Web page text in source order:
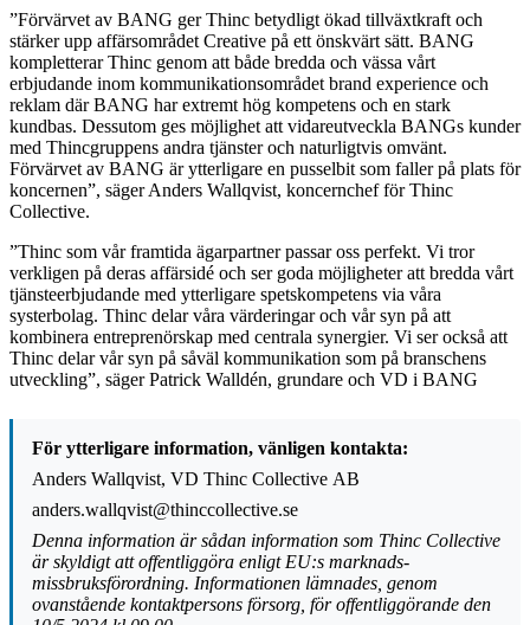
”Förvärvet av BANG ger Thinc betydligt ökad tillväxtkraft och
stärker upp affärsområdet Creative på ett önskvärt sätt. BANG
kompletterar Thinc genom att både bredda och vässa vårt
erbjudande inom kommunikationsområdet brand experience och
reklam där BANG har extremt hög kompetens och en stark
kundbas. Dessutom ges möjlighet att vidareutveckla BANGs kunder
med Thincgruppens andra tjänster och naturligtvis omvänt.
Förvärvet av BANG är ytterligare en pusselbit som faller på plats för
koncernen”, säger Anders Wallqvist, koncernchef för Thinc
Collective.
”Thinc som vår framtida ägarpartner passar oss perfekt. Vi tror
verkligen på deras affärsidé och ser goda möjligheter att bredda vårt
tjänsteerbjudande med ytterligare spetskompetens via våra
systerbolag. Thinc delar våra värderingar och vår syn på att
kombinera entreprenörskap med centrala synergier. Vi ser också att
Thinc delar vår syn på såväl kommunikation som på branschens
utveckling”, säger Patrick Walldén, grundare och VD i BANG
För ytterligare information, vänligen kontakta:
Anders Wallqvist, VD Thinc Collective AB
anders.wallqvist@thinccollective.se
Denna information är sådan information som Thinc Collective
är skyldigt att offentliggöra enligt EU:s marknads-
missbruksförordning. Informationen lämnades, genom
ovanstående kontaktpersons försorg, för offentliggörande den